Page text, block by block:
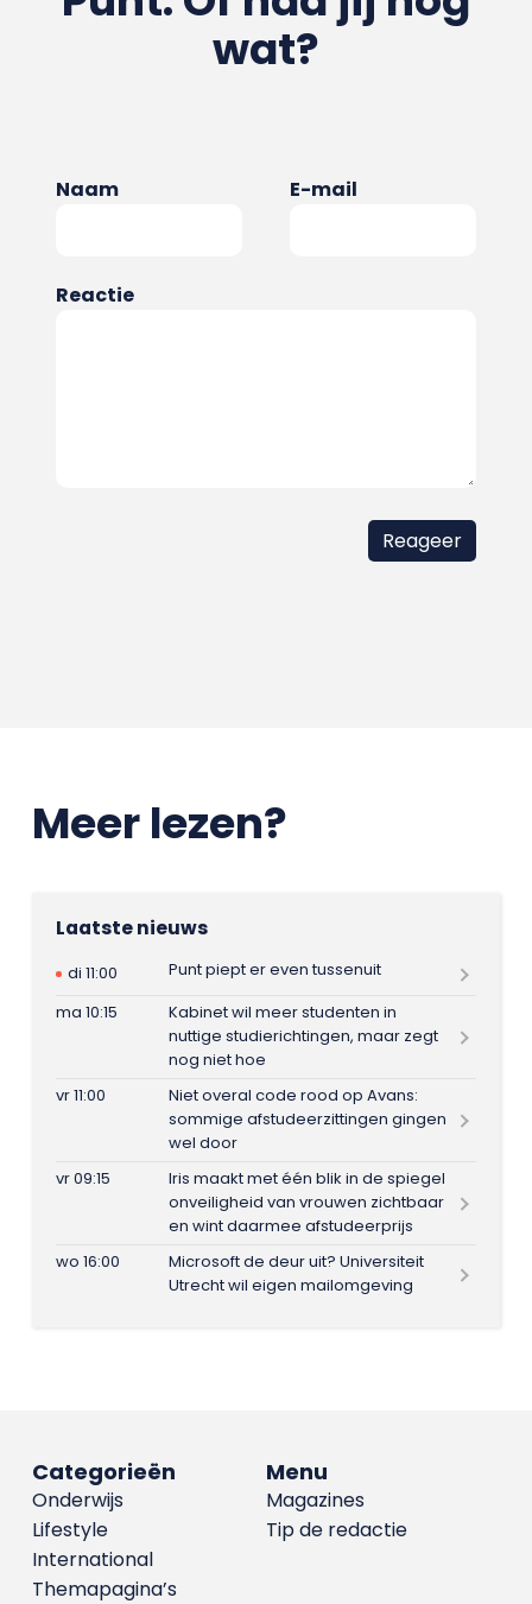
wat?
Naam E-mail
Reactie
Meer lezen?
Laatste nieuws
di 11:00
Punt piept er even tussenuit
ma 10:15
Kabinet wil meer studenten in
nuttige studierichtingen, maar zegt
nog niet hoe
vr 11:00
Niet overal code rood op Avans:
sommige afstudeerzittingen gingen
wel door
vr 09:15
Iris maakt met één blik in de spiegel
onveiligheid van vrouwen zichtbaar
en wint daarmee afstudeerprijs
wo 16:00
Microsoft de deur uit? Universiteit
Utrecht wil eigen mailomgeving
Menu
Magazines
Tip de redactie
Categorieën
Onderwijs
Lifestyle
International
Themapagina’s